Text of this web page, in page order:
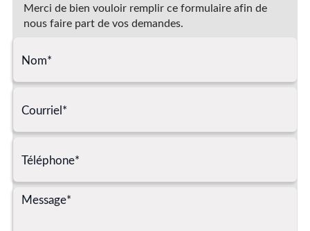
Merci de bien vouloir remplir ce formulaire afin de
nous faire part de vos demandes.